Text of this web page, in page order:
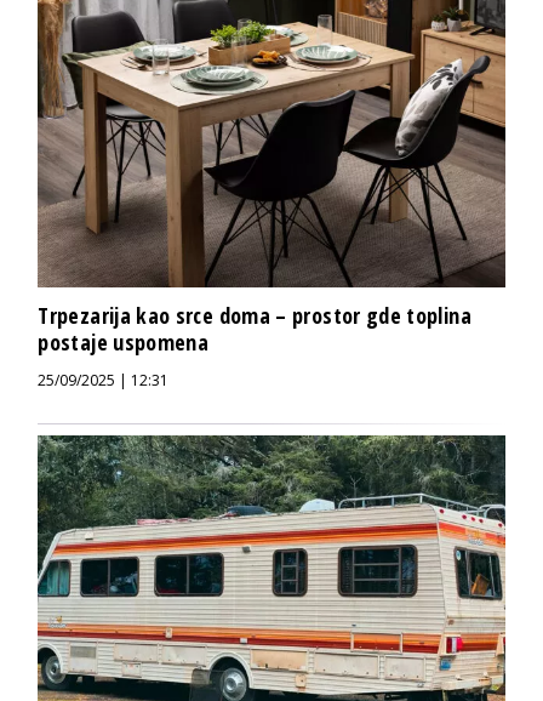
Trpezarija kao srce doma – prostor gde toplina
postaje uspomena
25/09/2025 | 12:31